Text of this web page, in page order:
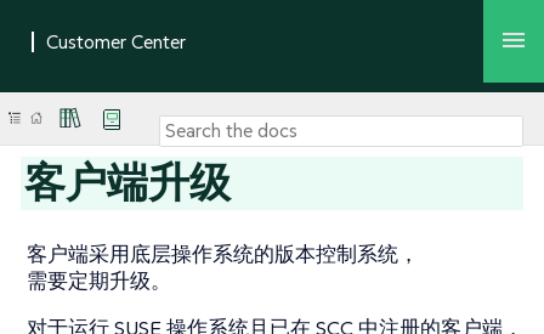
客户端升级
客户端采用底层操作系统的版本控制系统，
需要定期升级。
对于运行 SUSE 操作系统且已在 SCC 中注册的客户端，